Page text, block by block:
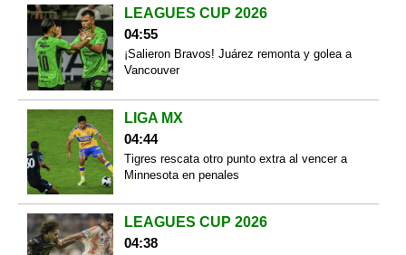
LEAGUES CUP 2026
04:55
¡Salieron Bravos! Juárez remonta y golea a
Vancouver
LIGA MX
04:44
Tigres rescata otro punto extra al vencer a
Minnesota en penales
LEAGUES CUP 2026
04:38